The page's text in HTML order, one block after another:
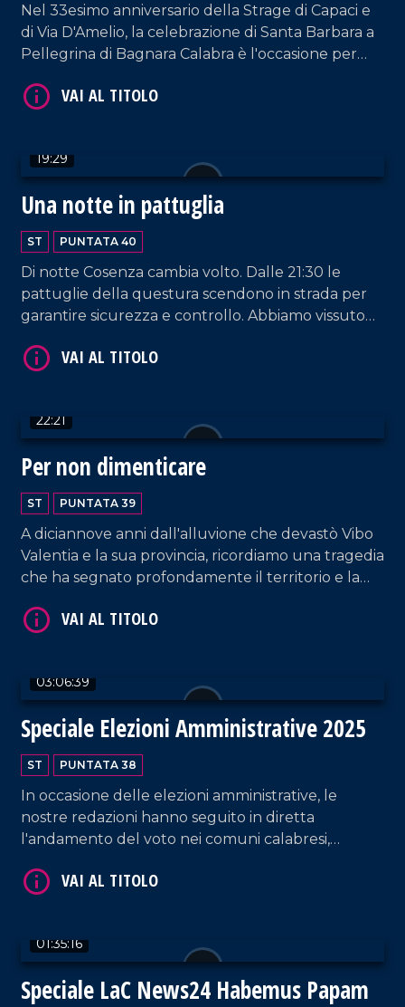
Nel 33esimo anniversario della Strage di Capaci e
di Via D'Amelio, la celebrazione di Santa Barbara a
Pellegrina di Bagnara Calabra è l'occasione per
personaggi che hanno dato la vita per la legalità.
19:29
Una notte in pattuglia
ST PUNTATA 40
Di notte Cosenza cambia volto. Dalle 21:30 le
pattuglie della questura scendono in strada per
garantire sicurezza e controllo. Abbiamo vissuto
criticità e impegno costante. Con il vicequestore
dell'azione notturna e la presenza fondamentale
sul territorio.
22:21
Per non dimenticare
ST PUNTATA 39
A diciannove anni dall'alluvione che devastò Vibo
Valentia e la sua provincia, ricordiamo una tragedia
che ha segnato profondamente il territorio e la
ma è un atto di rispetto, di memoria e di impegno.
03:06:39
Speciale Elezioni Amministrative 2025
ST PUNTATA 38
In occasione delle elezioni amministrative, le
nostre redazioni hanno seguito in diretta
l'andamento del voto nei comuni calabresi,
una rete di inviati presenti sul territorio. A guidare
Domenico Martelli.
01:35:16
Speciale LaC News24 Habemus Papam
VAI AL TITOLO
VAI AL TITOLO
VAI AL TITOLO
VAI AL TITOLO